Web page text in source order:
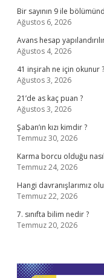
Bir sayının 9 ile
Ağustos 6, 2026
Avans hesap
Ağustos 4, 2026
41 inşirah ne için okunur ?
Ağustos 3, 2026
21’de as kaç puan ?
Ağustos 3, 2026
Şaban’ın kızı kimdir ?
Temmuz 30, 2026
Karma borcu olduğu nasıl
Temmuz 24, 2026
Hangi davranışlarımız
Temmuz 22, 2026
7. sınıfta bilim nedir ?
Temmuz 20, 2026